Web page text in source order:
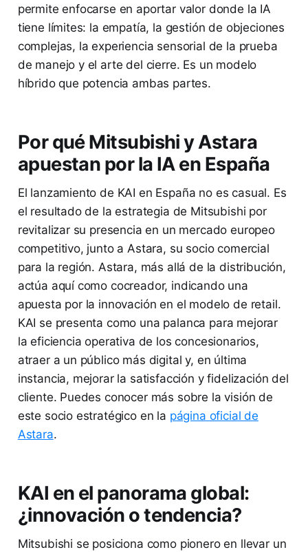
permite enfocarse en aportar valor donde la IA
tiene límites: la empatía, la gestión de objeciones
complejas, la experiencia sensorial de la prueba
de manejo y el arte del cierre. Es un modelo
híbrido que potencia ambas partes.
Por qué Mitsubishi y Astara
apuestan por la IA en España
El lanzamiento de KAI en España no es casual. Es
el resultado de la estrategia de Mitsubishi por
revitalizar su presencia en un mercado europeo
competitivo, junto a Astara, su socio comercial
para la región. Astara, más allá de la distribución,
actúa aquí como cocreador, indicando una
apuesta por la innovación en el modelo de retail.
KAI se presenta como una palanca para mejorar
la eficiencia operativa de los concesionarios,
atraer a un público más digital y, en última
instancia, mejorar la satisfacción y fidelización del
cliente. Puedes conocer más sobre la visión de
este socio estratégico en la página oficial de
Astara.
KAI en el panorama global:
¿innovación o tendencia?
Mitsubishi se posiciona como pionero en llevar un